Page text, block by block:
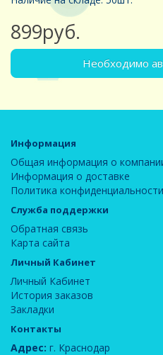
899руб.
Необходимо
Информация
Общая информация о
Информация о доставке
Политика конфиденциальности
Служба поддержки
Обратная связь
Карта сайта
Личный Кабинет
Личный Кабинет
История заказов
Закладки
Контакты
Адрес: г. Краснодар